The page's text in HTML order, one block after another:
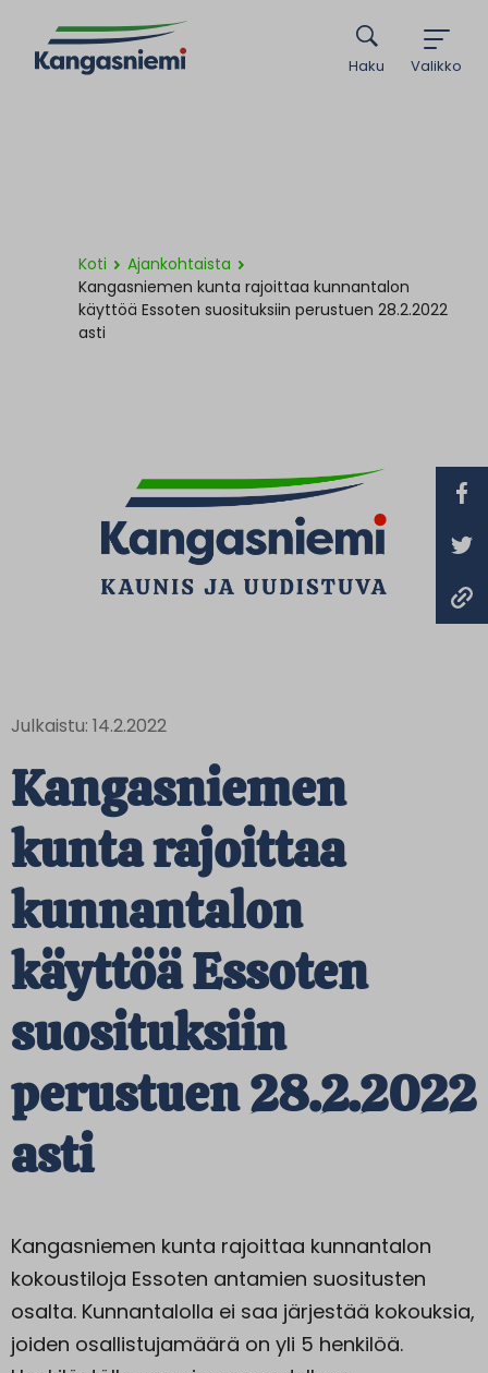
Valikko
Haku
Koti
Ajankohtaista
Kangasniemen kunta rajoittaa kunnantalon
käyttöä Essoten suosituksiin perustuen 28.2.2022
asti
Julkaistu: 14.2.2022
Kangasniemen
kunta rajoittaa
kunnantalon
käyttöä Essoten
suosituksiin
perustuen 28.2.2022
asti
Kangasniemen kunta rajoittaa kunnantalon
kokoustiloja Essoten antamien suositusten
osalta. Kunnantalolla ei saa järjestää kokouksia,
joiden osallistujamäärä on yli 5 henkilöä.